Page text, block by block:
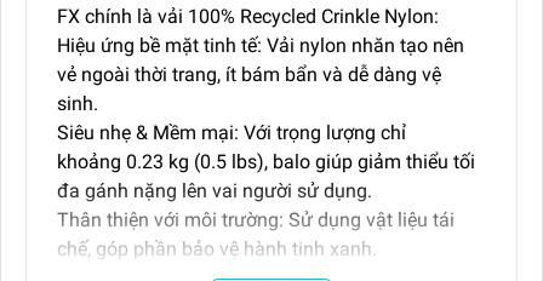
FX chính là vải 100% Recycled Crinkle Nylon:
Hiệu ứng bề mặt tinh tế: Vải nylon nhăn tạo nên
vẻ ngoài thời trang, ít bám bẩn và dễ dàng vệ
sinh.
Siêu nhẹ & Mềm mại: Với trọng lượng chỉ
khoảng 0.23 kg (0.5 lbs), balo giúp giảm thiểu tối
đa gánh nặng lên vai người sử dụng.
Thân thiện với môi trường: Sử dụng vật liệu tái
chế, góp phần bảo vệ hành tinh xanh.